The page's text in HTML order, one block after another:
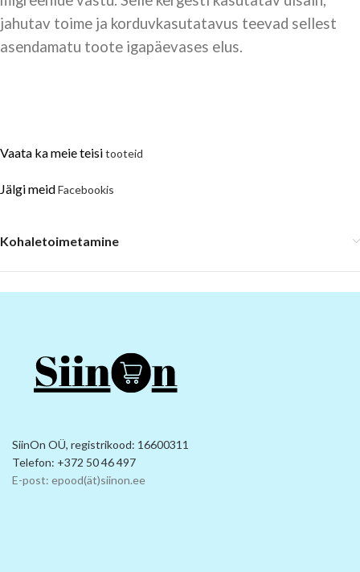
jahutav toime ja korduvkasutatavus teevad sellest
asendamatu toote igapäevases elus.
Vaata ka meie teisitooteid
Jälgi meidFacebookis
Kohaletoimetamine
SiinOn OÜ, registrikood: 16600311
Telefon: +372 50 46 497
E-post: epood(ät)siinon.ee